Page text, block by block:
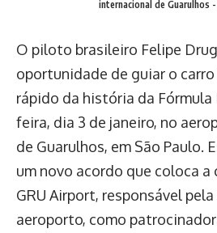
internacional de Guarulhos -
O piloto brasileiro Felipe
oportunidade de guiar o carro
rápido da história da Fórmula
feira, dia 3 de janeiro, no
de Guarulhos, em São Paulo.
um novo acordo que coloca a
GRU Airport, responsável
aeroporto, como